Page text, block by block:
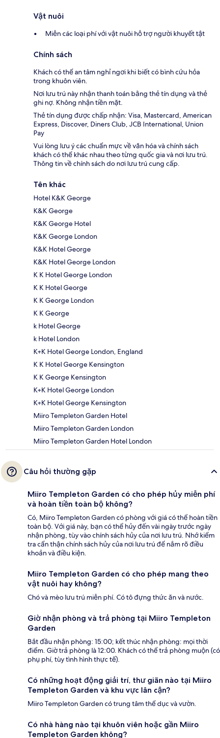
Vật nuôi
Miễn các loại phí với vật nuôi hỗ trợ người khuyết tật
Chính sách
Khách có thể an tâm nghỉ ngơi khi biết có bình cứu hỏa
trong khuôn viên.
Nơi lưu trú này nhận thanh toán bằng thẻ tín dụng và thẻ
ghi nợ. Không nhận tiền mặt.
Thẻ tín dụng được chấp nhận: Visa, Mastercard, American
Express, Discover, Diners Club, JCB International, Union
Pay
Vui lòng lưu ý các chuẩn mực về văn hóa và chính sách
khách có thể khác nhau theo từng quốc gia và nơi lưu trú.
Thông tin về chính sách do nơi lưu trú cung cấp.
Tên khác
Hotel K&K George
K&K George
K&K George Hotel
K&K George London
K&K Hotel George
K&K Hotel George London
K K Hotel George London
K K Hotel George
K K George London
K K George
k Hotel George
k Hotel London
K+K Hotel George London, England
K K Hotel George Kensington
K K George Kensington
K+K Hotel George London
K+K Hotel George Kensington
Miiro Templeton Garden Hotel
Miiro Templeton Garden London
Miiro Templeton Garden Hotel London
Câu hỏi thường gặp
Miiro Templeton Garden có cho phép hủy miễn phí
và hoàn tiền toàn bộ không?
Có, Miiro Templeton Garden có phòng với giá có thể hoàn tiền
toàn bộ. Với giá này, bạn có thể hủy đến vài ngày trước ngày
nhận phòng, tùy vào chính sách hủy của nơi lưu trú. Nhớ kiểm
tra cẩn thận chính sách hủy của nơi lưu trú để nắm rõ điều
khoản và điều kiện.
Miiro Templeton Garden có cho phép mang theo
vật nuôi hay không?
Chó và mèo lưu trú miễn phí. Có tô đựng thức ăn và nước.
Giờ nhận phòng và trả phòng tại Miiro Templeton
Garden
Bắt đầu nhận phòng: 15:00; kết thúc nhận phòng: mọi thời
điểm. Giờ trả phòng là 12:00. Khách có thể trả phòng muộn (có
phụ phí, tùy tình hình thực tế).
Có những hoạt động giải trí, thư giãn nào tại Miiro
Templeton Garden và khu vực lân cận?
Miiro Templeton Garden có trung tâm thể dục và vườn.
Có nhà hàng nào tại khuôn viên hoặc gần Miiro
Templeton Garden không?